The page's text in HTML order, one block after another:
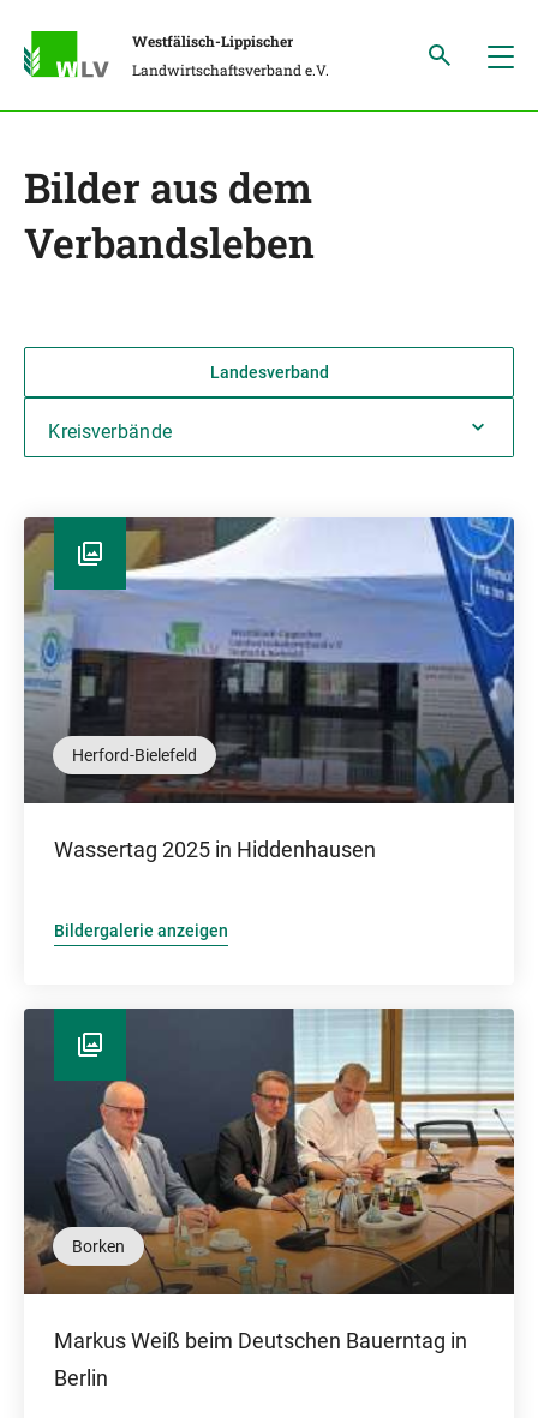
Westfälisch-Lippischer
Landwirtschaftsverband e.V.
Bilder aus dem
Verbandsleben
Landesverband
Kreisverbände
Herford-Bielefeld
Wassertag 2025 in Hiddenhausen
Bildergalerie anzeigen
Borken
Markus Weiß beim Deutschen Bauerntag in
Berlin